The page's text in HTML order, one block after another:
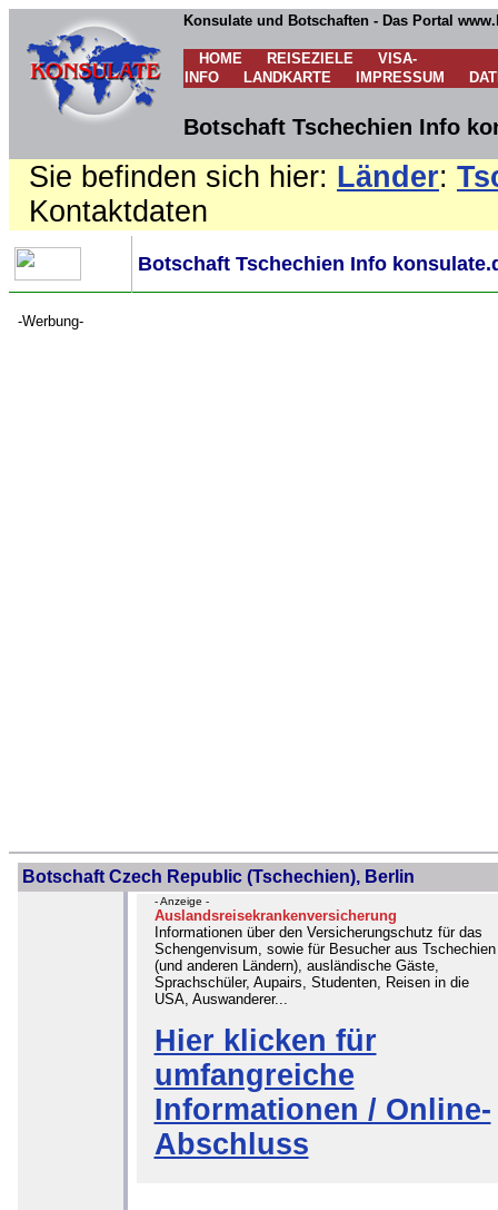
Konsulate und Botschaften - Das Portal
HOME REISEZIELE
VISA-
INFO
LANDKARTE IMPRESSUM
Botschaft Tschechien Info
Sie befinden sich hier: Länder:
Kontaktdaten
Botschaft Tschechien Info
-Werbung-
Botschaft Czech Republic (Tschechien), Berlin
- Anzeige -
Auslandsreisekrankenversicherung
Informationen über den Versicherungschutz für das
Schengenvisum, sowie für Besucher aus Tschechien
(und anderen Ländern), ausländische Gäste,
Sprachschüler, Aupairs, Studenten, Reisen in die
USA, Auswanderer...
Hier klicken für
umfangreiche
Informationen / Online-
Abschluss